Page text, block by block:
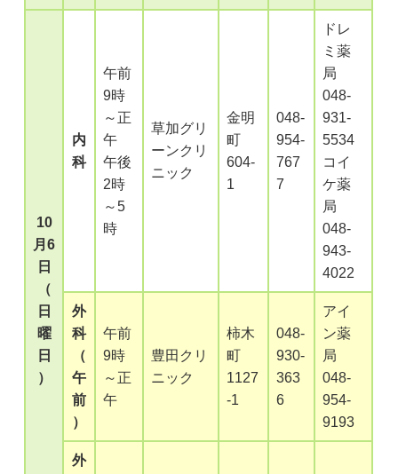
10
月6
日
（
日
曜
日
）
内
科
午前
9時
～正
午
午後
2時
～5
時
草加グリ
ーンクリ
ニック
金明
町
604-
1
048-
954-
767
7
ドレ
ミ薬
局
048-
931-
5534
コイ
ケ薬
局
048-
943-
4022
外
科
（
午
前
）
午前
9時
～正
午
豊田クリ
ニック
柿木
町
1127
-1
048-
930-
363
6
アイ
ン薬
局
048-
954-
9193
外